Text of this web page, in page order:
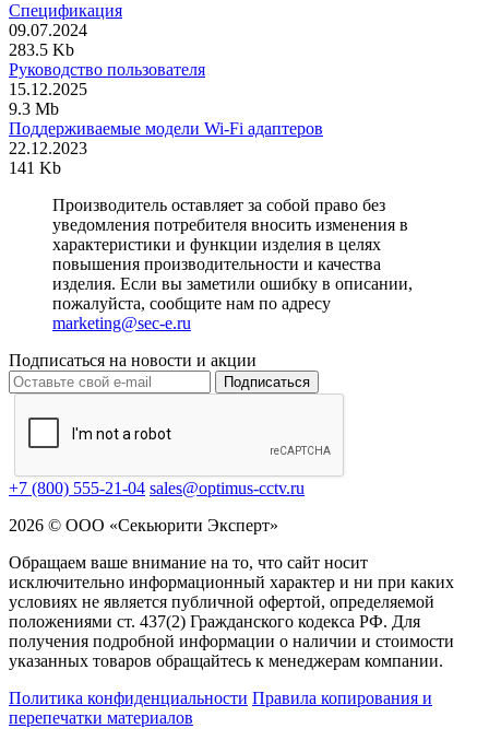
Спецификация
09.07.2024
283.5 Kb
Руководство пользователя
15.12.2025
9.3 Mb
Поддерживаемые модели Wi-Fi адаптеров
22.12.2023
141 Kb
Производитель оставляет за собой право без
уведомления потребителя вносить изменения в
характеристики и функции изделия в целях
повышения производительности и качества
изделия. Если вы заметили ошибку в описании,
пожалуйста, сообщите нам по адресу
marketing@sec-e.ru
Подписаться на новости и акции
Подписаться
+7 (800) 555-21-04 sales@optimus-cctv.ru
2026 © ООО «Секьюрити Эксперт»
Обращаем ваше внимание на то, что сайт носит
исключительно информационный характер и ни при каких
условиях не является публичной офертой, определяемой
положениями ст. 437(2) Гражданского кодекса РФ. Для
получения подробной информации о наличии и стоимости
указанных товаров обращайтесь к менеджерам компании.
Политика конфиденциальности Правила копирования и
перепечатки материалов